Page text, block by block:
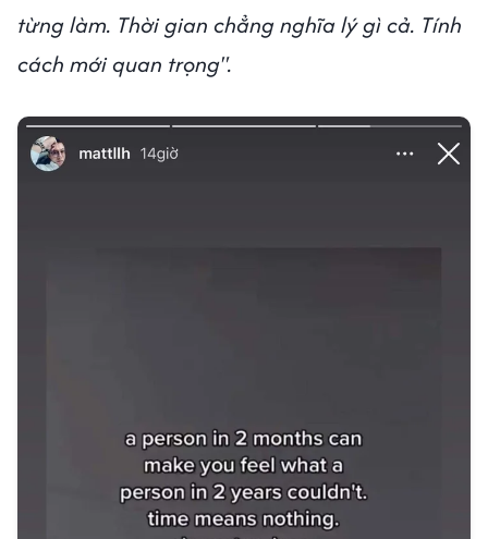
từng làm. Thời gian chẳng nghĩa lý gì cả. Tính
cách mới quan trọng".